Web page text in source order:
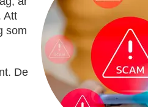
Att
som
De